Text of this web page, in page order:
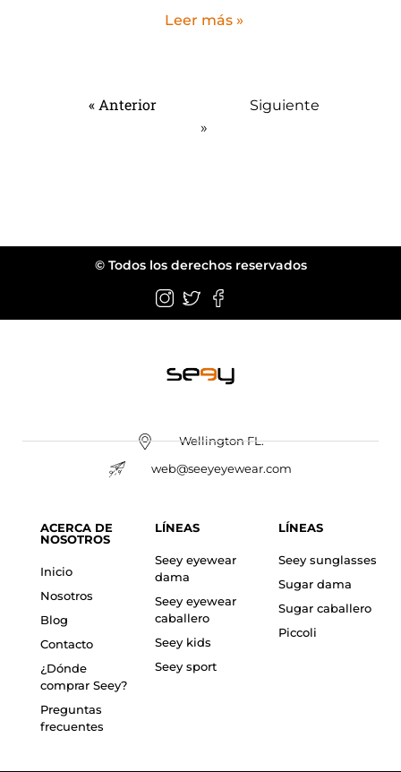
Leer más »
« Anterior
Siguiente
»
© Todos los derechos reservados
Wellington FL.
web@seeyeyewear.com
ACERCA DE
NOSOTROS
Inicio
Nosotros
Blog
Contacto
¿Dónde
comprar Seey?
Preguntas
frecuentes
LÍNEAS
Seey eyewear
dama
Seey eyewear
caballero
Seey kids
Seey sport
LÍNEAS
Seey sunglasses
Sugar dama
Sugar caballero
Piccoli